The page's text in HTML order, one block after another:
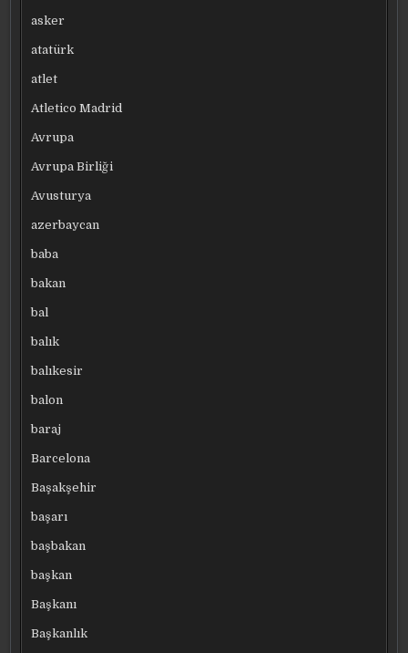
asker
atatürk
atlet
Atletico Madrid
Avrupa
Avrupa Birliği
Avusturya
azerbaycan
baba
bakan
bal
balık
balıkesir
balon
baraj
Barcelona
Başakşehir
başarı
başbakan
başkan
Başkanı
Başkanlık